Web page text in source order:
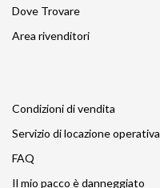
Dove Trovare
Area rivenditori
Condizioni di vendita
Servizio di locazione operativa
FAQ
Il mio pacco è danneggiato